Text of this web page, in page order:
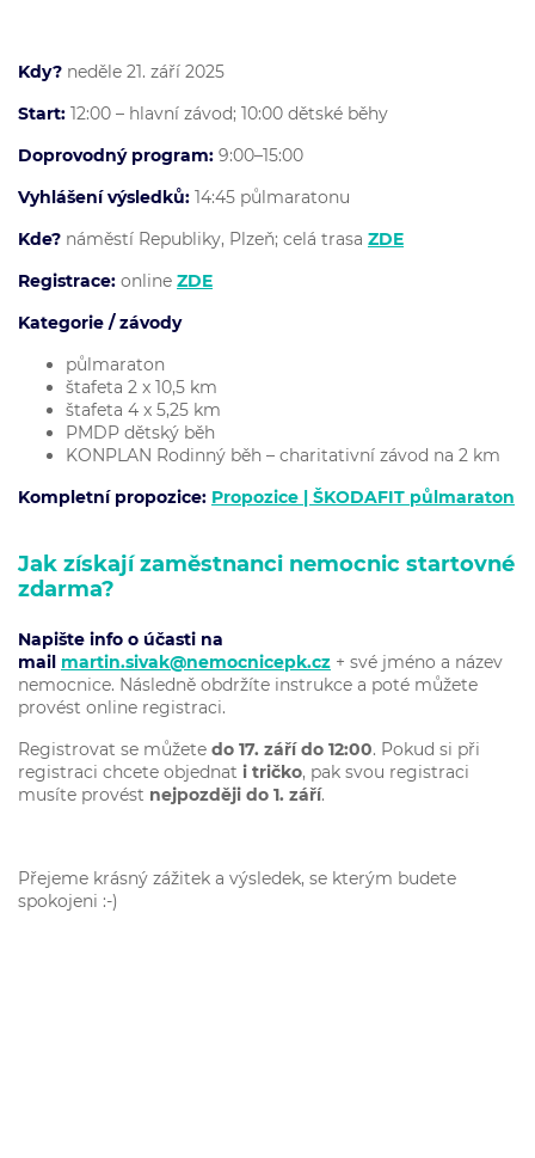
Kdy? neděle 21. září 2025
Start: 12:00 – hlavní závod; 10:00 dětské běhy
Doprovodný program: 9:00–15:00
Vyhlášení výsledků: 14:45 půlmaratonu
Kde? náměstí Republiky, Plzeň; celá trasa ZDE
Registrace: online ZDE
Kategorie / závody
půlmaraton
štafeta 2 x 10,5 km
štafeta 4 x 5,25 km
PMDP dětský běh
KONPLAN Rodinný běh – charitativní závod na 2 km
Kompletní propozice: Propozice | ŠKODAFIT půlmaraton
Jak získají zaměstnanci nemocnic startovné
zdarma?
Napište info o účasti na
mail martin.sivak@nemocnicepk.cz + své jméno a název
nemocnice. Následně obdržíte instrukce a poté můžete
provést online registraci.
Registrovat se můžete do 17. září do 12:00. Pokud si při
registraci chcete objednat i tričko, pak svou registraci
musíte provést nejpozději do 1. září.
Přejeme krásný zážitek a výsledek, se kterým budete
spokojeni :-)